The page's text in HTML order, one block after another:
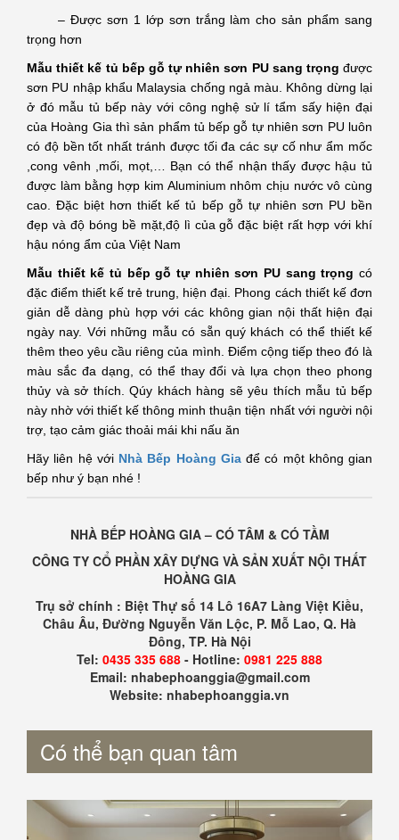
– Được sơn 1 lớp sơn trắng làm cho sản phẩm sang
trọng hơn
Mẫu thiết kế tủ bếp gỗ tự nhiên sơn PU sang trọng được
sơn PU nhập khẩu Malaysia chống ngả màu. Không dừng lại
ở đó mẫu tủ bếp này với công nghệ sử lí tẩm sấy hiện đại
của Hoàng Gia thì sản phẩm tủ bếp gỗ tự nhiên sơn PU luôn
có độ bền tốt nhất tránh được tối đa các sự cố như ẩm mốc
,cong vênh ,mối, mọt,… Bạn có thể nhận thấy được hậu tủ
được làm bằng hợp kim Aluminium nhôm chịu nước vô cùng
cao. Đặc biệt hơn thiết kế tủ bếp gỗ tự nhiên sơn PU bền
đẹp và độ bóng bề mặt,độ lì của gỗ đặc biệt rất hợp với khí
hậu nóng ẩm của Việt Nam
Mẫu thiết kế tủ bếp gỗ tự nhiên sơn PU sang trọng có
đặc điểm thiết kế trẻ trung, hiện đại. Phong cách thiết kế đơn
giản dễ dàng phù hợp với các không gian nội thất hiện đại
ngày nay. Với những mẫu có sẵn quý khách có thể thiết kế
thêm theo yêu cầu riêng của mình. Điểm cộng tiếp theo đó là
màu sắc đa dạng, có thể thay đổi và lựa chọn theo phong
thủy và sở thích. Qúy khách hàng sẽ yêu thích mẫu tủ bếp
này nhờ với thiết kế thông minh thuận tiện nhất với người nội
trợ, tạo cảm giác thoải mái khi nấu ăn
Hãy liên hệ với Nhà Bếp Hoàng Giađể có một không gian
bếp như ý bạn nhé !
NHÀ BẾP HOÀNG GIA – CÓ TÂM & CÓ TẦM
CÔNG TY CỔ PHẦN XÂY DỰNG VÀ SẢN XUẤT NỘI THẤT
HOÀNG GIA
Trụ sở chính : Biệt Thự số 14 Lô 16A7 Làng Việt Kiều,
Châu Âu, Đường Nguyễn Văn Lộc, P. Mỗ Lao, Q. Hà
Đông, TP. Hà Nội
Tel: 0435 335 688 - Hotline: 0981 225 888
Email: nhabephoanggia@gmail.com
Website: nhabephoanggia.vn
Có thể bạn quan tâm